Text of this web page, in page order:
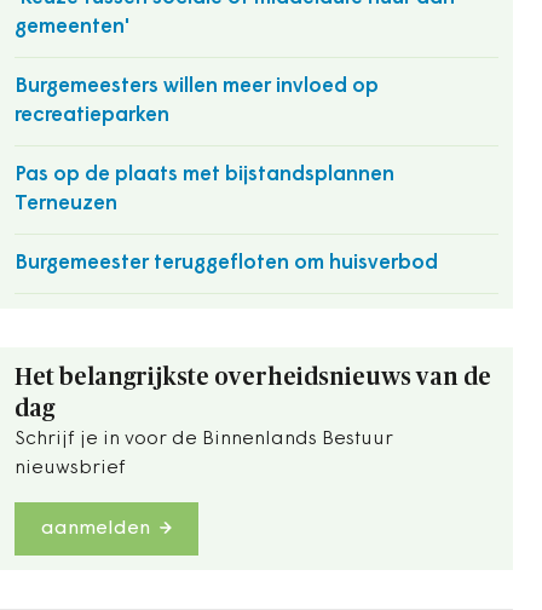
gemeenten'
Burgemeesters willen meer invloed op
recreatieparken
Pas op de plaats met bijstandsplannen
Terneuzen
Burgemeester teruggefloten om huisverbod
Het belangrijkste overheidsnieuws van de
dag
Schrijf je in voor de Binnenlands Bestuur
nieuwsbrief
aanmelden